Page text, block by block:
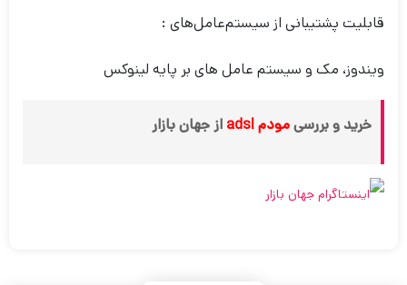
قابلیت پشتیبانی از سیستم‌عامل‌های :
ویندوز، مک و سیستم عامل های بر پایه لینوکس
خرید و بررسیمودم adsl از جهان بازار